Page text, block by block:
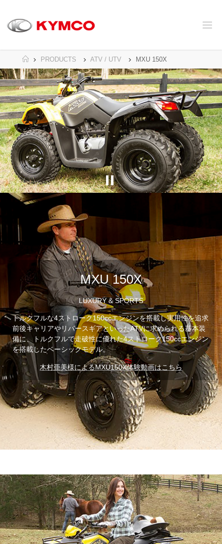
ス
キ
ッ
プ
ホ
ー
ム
PRODUCTS ATV / UTV MXU 150X
MXU 150X
LUXURY & SPORTS
トルクフルな4ストローク150ccエンジンを搭載し実用性を追求
前後キャリアやリバースギアといったATVに求められる基本装
備に、トルクフルで走破性に優れた4ストローク150ccエンジン
を搭載したベーシックモデル。
木村亜美様によるMXU150X体験動画はこちら